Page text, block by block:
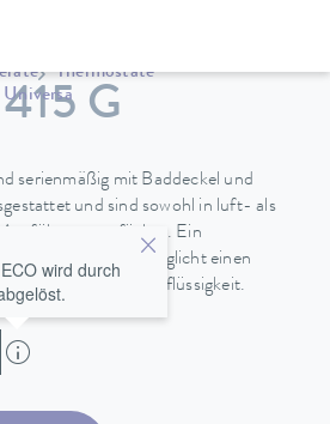
Thermostate
Universa G
serienmäßig mit Baddeckel und
und sind sowohl in luft- als
verfügbar. Ein
ermöglicht einen
der Temperierflüssigkeit.
wird durch